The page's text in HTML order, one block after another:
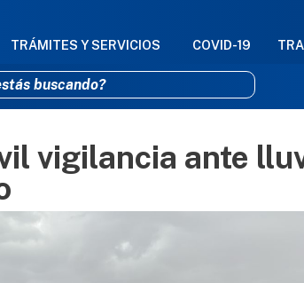
Pasar al contenido
PRINCIPAL
TRÁMITES Y SERVICIOS COVID-19
vigilancia ante